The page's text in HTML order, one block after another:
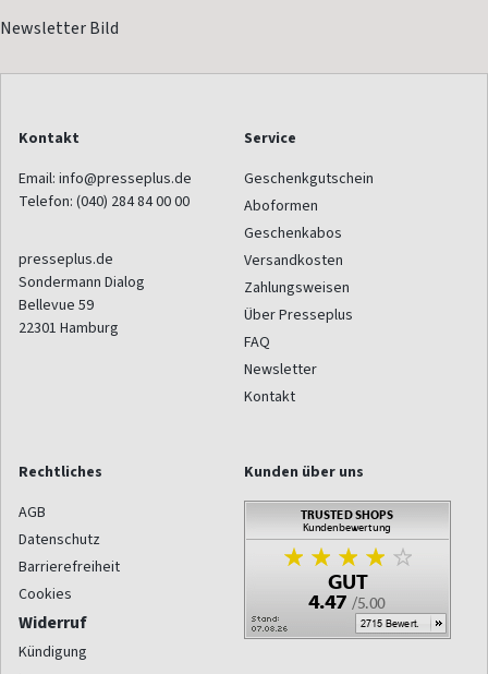
Kontakt
Email: info@presseplus.de
Telefon: (040) 284 84 00 00
presseplus.de
Sondermann Dialog
Bellevue 59
22301 Hamburg
Service
Geschenkgutschein
Aboformen
Geschenkabos
Versandkosten
Zahlungsweisen
Über Presseplus
FAQ
Newsletter
Kontakt
Rechtliches
AGB
Datenschutz
Barrierefreiheit
Cookies
Widerruf
Kündigung
Kunden über uns